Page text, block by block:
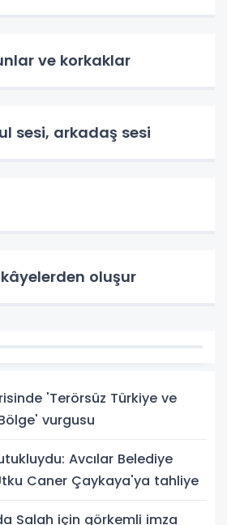
ve korkaklar
sesi, arkadaş sesi
oluşur
'Terörsüz Türkiye ve
vurgusu
Avcılar Belediye
Caner Çaykaya'ya tahliye
Salah için görkemli imza